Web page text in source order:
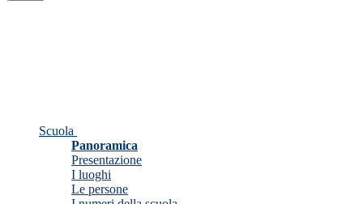
Scuola
Panoramica
Presentazione
I luoghi
Le persone